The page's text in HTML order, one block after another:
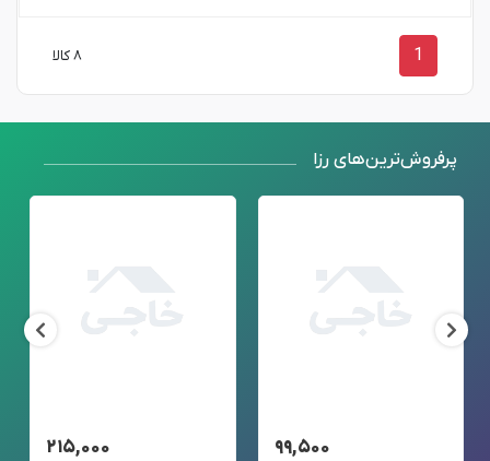
1 ۸ کالا
پرفروش‌ترین‌های رزا
۹۹,۵۰۰ ۲۱۵,۰۰۰